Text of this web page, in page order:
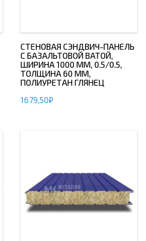
СТЕНОВАЯ СЭНДВИЧ-ПАНЕЛЬ
С БАЗАЛЬТОВОЙ ВАТОЙ,
ШИРИНА 1000 ММ, 0.5/0.5,
ТОЛЩИНА 60 ММ,
ПОЛИУРЕТАН ГЛЯНЕЦ
1679,50₽